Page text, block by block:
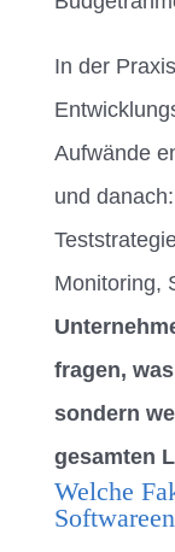
In der
Aufwände
und
Monitoring,
fragen,
sondern
gesamten
Welche